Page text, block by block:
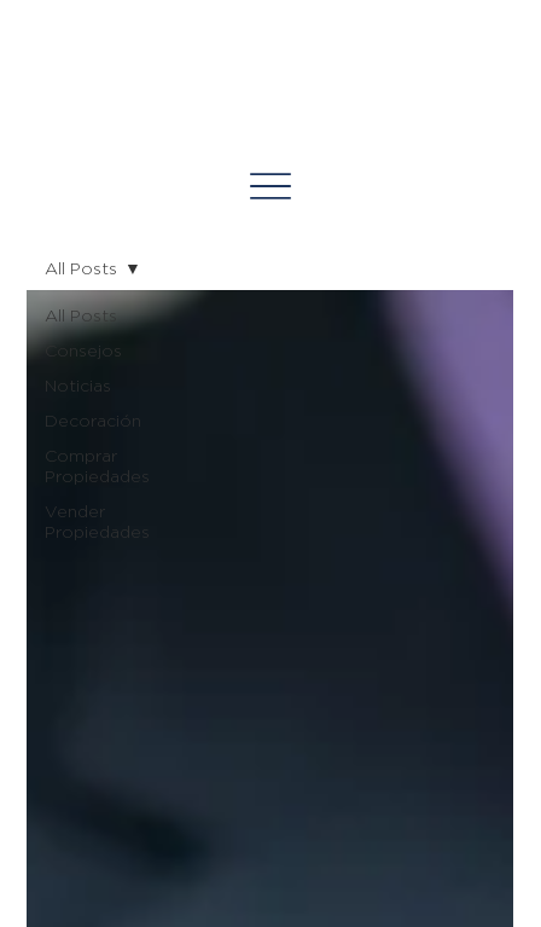
All Posts
Consejos
Noticias
Decoración
Comprar
Propiedades
Vender
Propiedades
All Posts